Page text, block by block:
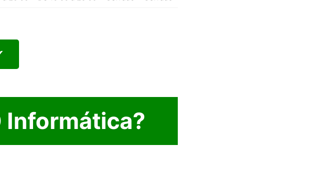
Informática?